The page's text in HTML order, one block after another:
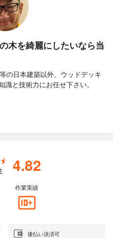
木を綺麗にしたいなら当
の日本建築以外、ウッドデッキ
と技術力にお任せ下さい。
4.82
作業実績
後払い決済可